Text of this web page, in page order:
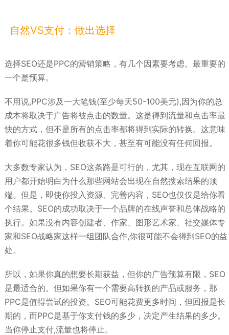
自然VS支付：做出选择
选择SEO还是PPC的营销策略，有几个因素要考虑。最重要的
一个是预算。
不用说,PPC涉及一大笔钱(至少每天50-100美元),因为你的总
成本将取决于广告将被点击的数量。这是得到流量和点击率最
快的方式，但不是所有的点击率都将得到实际的转换。这意味
着你可能花很多钱但收获不大，甚至有可能没有任何回报。
大多数专家认为，SEO这条路是可行的，尤其，现在互联网的
用户都开始明白为什么那些网站会出现在自然搜索结果的顶
端。但是，即使你投入资源、完善内容，SEO也仅仅是给你看
个结果。SEO的成功取决于一个品牌的在线声誉和总体战略的
执行。如果没有内容创建者、作家、图形艺术家、社交媒体专
家和SEO战略家这样一组团队合作,你很可能不会得到SEO的益
处。
所以，如果你真的想要长期获益，但你的广告预算有限，SEO
是最适合的。但如果你有一个需要高转换的产品或服务，那
PPC是值得尝试的投资。SEO可能花费更多时间，但回报是长
期的，而PPC是基于你支付钱的多少，决定产生结果的多少。
当你停止支付,流量也将停止。